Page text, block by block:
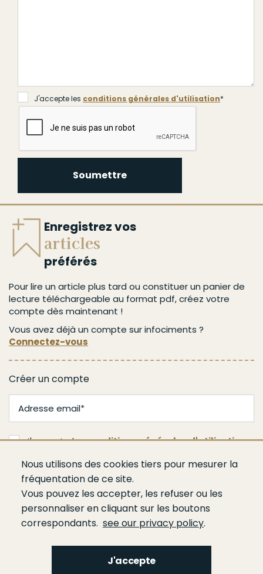
Nous utilisons des cookies tiers pour mesurer la
fréquentation de ce site.
Vous pouvez les accepter, les refuser ou les
personnaliser en cliquant sur les boutons
correspondants. see our privacy policy.
J'accepte
J'accepte les conditions générales d'utilisation*
Soumettre
Enregistrez vos
articles
préférés
Pour lire un article plus tard ou constituer un panier de
lecture téléchargeable au format pdf, créez votre
compte dès maintenant !
Vous avez déjà un compte sur infociments ?
Connectez-vous
Créer un compte
J'accepte lesconditions générales d'utilisation
Valider